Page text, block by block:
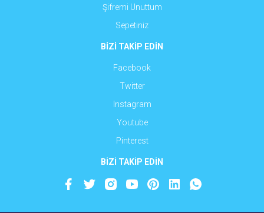
Şifremi Unuttum
Sepetiniz
BİZİ TAKİP EDİN
Facebook
Twitter
Instagram
Youtube
Pinterest
BİZİ TAKİP EDİN